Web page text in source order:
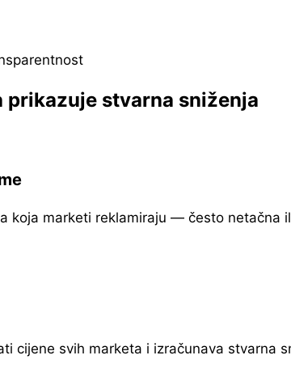
prikazuje stvarna sniženja
koja marketi reklamiraju — često netačna
cijene svih marketa i izračunava stvarna